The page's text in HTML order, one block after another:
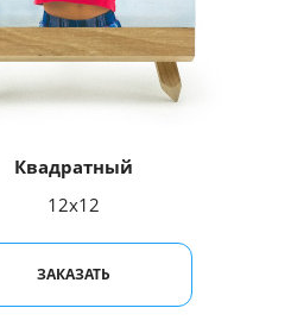
Квадратный
12x12
ЗАКАЗАТЬ